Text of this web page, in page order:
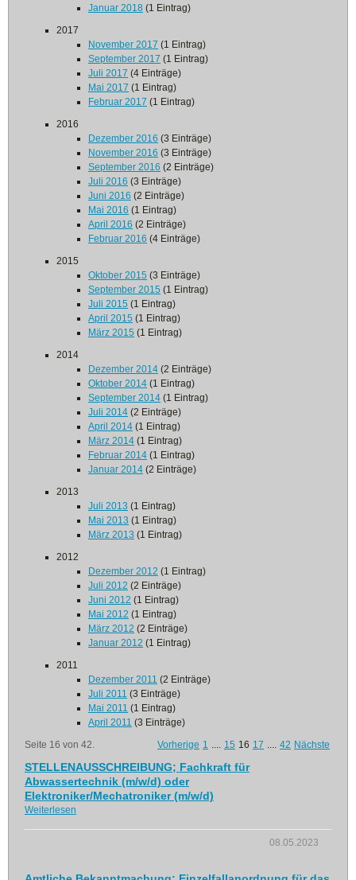
Januar 2018 (1 Eintrag)
2017
November 2017 (1 Eintrag)
September 2017 (1 Eintrag)
Juli 2017 (4 Einträge)
Mai 2017 (1 Eintrag)
Februar 2017 (1 Eintrag)
2016
Dezember 2016 (3 Einträge)
November 2016 (3 Einträge)
September 2016 (2 Einträge)
Juli 2016 (3 Einträge)
Juni 2016 (2 Einträge)
Mai 2016 (1 Eintrag)
April 2016 (2 Einträge)
Februar 2016 (4 Einträge)
2015
Oktober 2015 (3 Einträge)
September 2015 (1 Eintrag)
Juli 2015 (1 Eintrag)
April 2015 (1 Eintrag)
März 2015 (1 Eintrag)
2014
Dezember 2014 (2 Einträge)
Oktober 2014 (1 Eintrag)
September 2014 (1 Eintrag)
Juli 2014 (2 Einträge)
April 2014 (1 Eintrag)
März 2014 (1 Eintrag)
Februar 2014 (1 Eintrag)
Januar 2014 (2 Einträge)
2013
Juli 2013 (1 Eintrag)
Mai 2013 (1 Eintrag)
März 2013 (1 Eintrag)
2012
Dezember 2012 (1 Eintrag)
Juli 2012 (2 Einträge)
Juni 2012 (1 Eintrag)
Mai 2012 (1 Eintrag)
März 2012 (2 Einträge)
Januar 2012 (1 Eintrag)
2011
Dezember 2011 (2 Einträge)
Juli 2011 (3 Einträge)
Mai 2011 (1 Eintrag)
April 2011 (3 Einträge)
Seite 16 von 42.
Vorherige 1 .... 15 16 17 .... 42 Nächste
STELLENAUSSCHREIBUNG; Fachkraft für
Abwassertechnik (m/w/d) oder
Elektroniker/Mechatroniker (m/w/d)
Weiterlesen
08.05.2023